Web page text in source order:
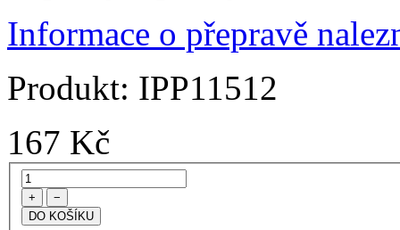
Informace o přepravě
Produkt: IPP11512
167 Kč
+ −